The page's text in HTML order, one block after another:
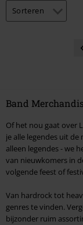
Band
Of het nou gaat over
je alle legendes uit
alleen legendes - we
van nieuwkomers in
volgende feest of
Van hardrock tot
genres te vinden.
bijzonder ruim